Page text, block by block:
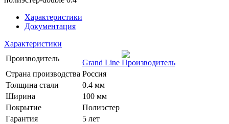
Характеристики
Документация
Характеристики
Производитель
Grand Line
Страна производства Россия
Толщина стали
0.4 мм
Ширина
100 мм
Покрытие
Полиэстер
Гарантия
5 лет